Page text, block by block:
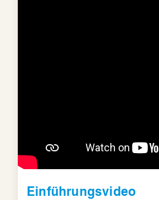
Einführungsvideo